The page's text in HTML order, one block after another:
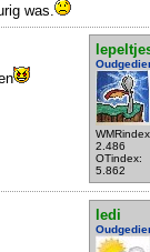
was.
2.486
OTindex:
5.862
ledi